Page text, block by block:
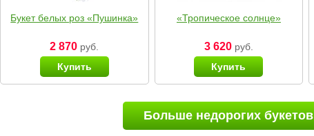
Букет белых роз «Пушинка»
2 870 руб.
Купить
«Тропическое солнце»
3 620руб.
Купить
Больше недорогих букетов